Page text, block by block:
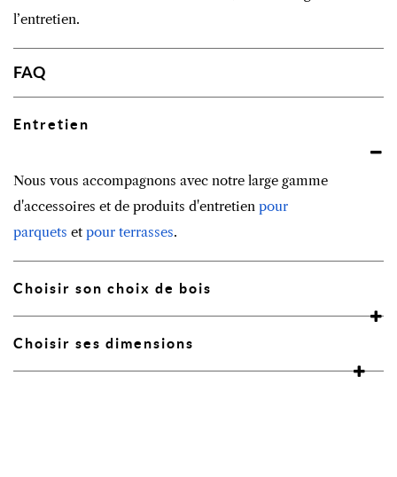
l’entretien.
FAQ
Entretien
Nous vous accompagnons avec notre large gamme
d'accessoires et de produits d'entretien pour
parquets et pour terrasses.
Choisir son choix de bois
Choisir ses dimensions